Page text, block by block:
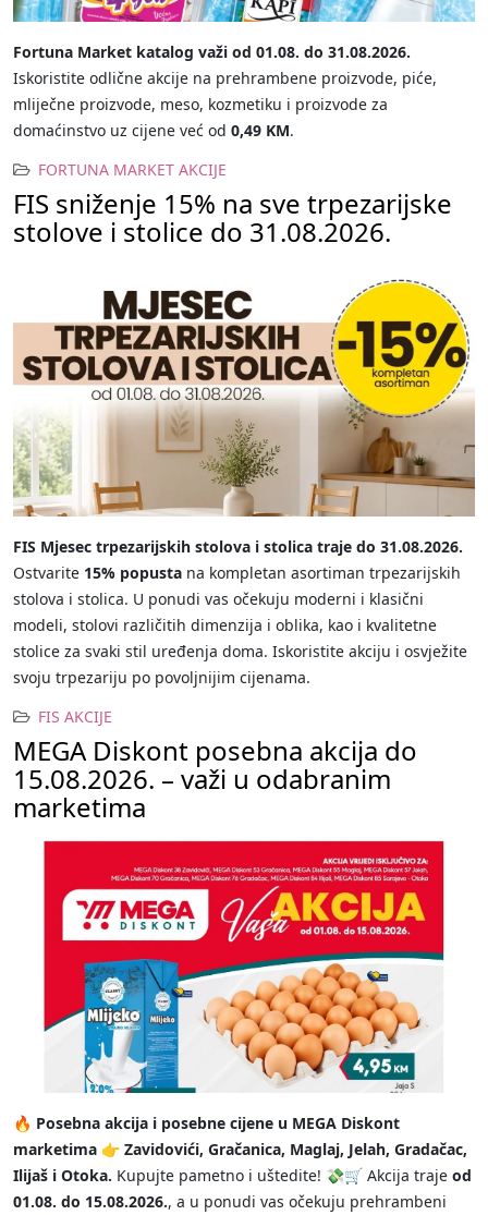
Fortuna Market katalog važi od 01.08. do 31.08.2026.
Iskoristite odlične akcije na prehrambene proizvode, piće,
mliječne proizvode, meso, kozmetiku i proizvode za
domaćinstvo uz cijene već od 0,49 KM.
FORTUNA MARKET AKCIJE
FIS sniženje 15% na sve trpezarijske
stolove i stolice do 31.08.2026.
FIS Mjesec trpezarijskih stolova i stolica traje do 31.08.2026.
Ostvarite 15% popusta na kompletan asortiman trpezarijskih
stolova i stolica. U ponudi vas očekuju moderni i klasični
modeli, stolovi različitih dimenzija i oblika, kao i kvalitetne
stolice za svaki stil uređenja doma. Iskoristite akciju i osvježite
svoju trpezariju po povoljnijim cijenama.
FIS AKCIJE
MEGA Diskont posebna akcija do
15.08.2026. – važi u odabranim
marketima
🔥 Posebna akcija i posebne cijene u MEGA Diskont
marketima 👉 Zavidovići, Gračanica, Maglaj, Jelah, Gradačac,
Ilijaš i Otoka. Kupujte pametno i uštedite! 💸🛒 Akcija traje od
01.08. do 15.08.2026., a u ponudi vas očekuju prehrambeni